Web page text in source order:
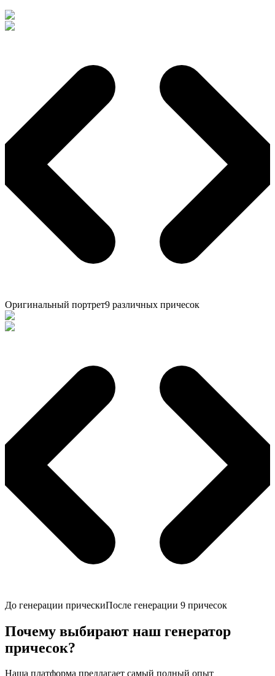
Оригинальный портрет9 различных причесок
До генерации прическиПосле генерации 9 причесок
Почему выбирают наш генератор
причесок?
Наша платформа предлагает самый полный опыт